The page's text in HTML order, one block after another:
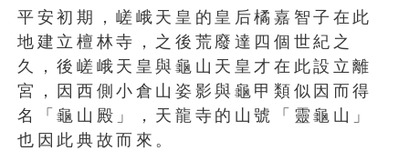
平安初期，嵯峨天皇的皇后橘嘉智子在此
地建立檀林寺，之後荒廢達四個世紀之
久，後嵯峨天皇與龜山天皇才在此設立離
宮，因西側小倉山姿影與龜甲類似因而得
名「龜山殿」，天龍寺的山號「靈龜山」
也因此典故而來。